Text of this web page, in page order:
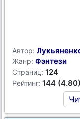
Автор:
Жанр: Фэнтези
Страниц: 124
Рейтинг: 144 (4.80)